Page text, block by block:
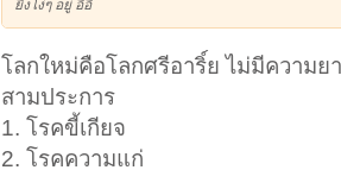
ยิ่งโง่ๆ อยู่ อิอิ
โลกใหม่คือโลกศรีอาริ์ย ไม่มีความย
สามประการ
1. โรคขี้เกียจ
2. โรคความแก่